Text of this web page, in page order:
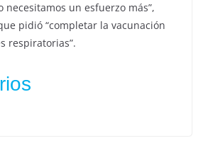
un esfuerzo más”,
pidió “completar la vacunación
respiratorias”.